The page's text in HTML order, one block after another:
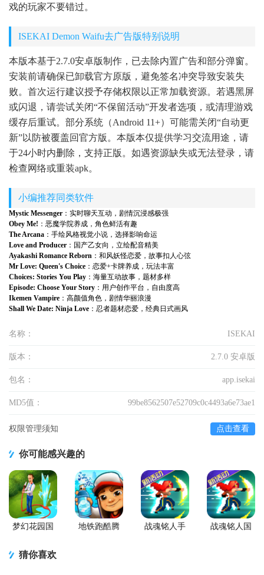
戏的玩家不要错过。
ISEKAI Demon Waifu去广告版特别说明
本版本基于2.7.0安卓版制作，已去除内置广告和部分弹窗。
安装前请确保已卸载官方原版，避免签名冲突导致安装失
败。首次运行建议授予存储权限以正常加载资源。若遇黑屏
或闪退，请尝试关闭“不保留活动”开发者选项，或清理游戏
缓存后重试。部分系统（Android 11+）可能需关闭“自动更
新”以防被覆盖回官方版。本版本仅提供学习交流用途，请
于24小时内删除，支持正版。如遇资源缺失或无法登录，请
检查网络或重装apk。
小编推荐同类软件
Mystic Messenger ：实时聊天互动，剧情沉浸感极强
Obey Me! ：恶魔学院养成，角色鲜活有趣
The Arcana ：手绘风格视觉小说，选择影响命运
Love and Producer ：国产乙女向，立绘配音精美
Ayakashi Romance Reborn ：和风妖怪恋爱，故事扣人心弦
Mr Love: Queen's Choice ：恋爱+卡牌养成，玩法丰富
Choices: Stories You Play ：海量互动故事，题材多样
Episode: Choose Your Story ：用户创作平台，自由度高
Ikemen Vampire ：高颜值角色，剧情华丽浪漫
Shall We Date: Ninja Love ：忍者题材恋爱，经典日式画风
名称： ISEKAI
版本： 2.7.0 安卓版
包名： app.isekai
MD5值： 99be8562507e52709c0c4493a6e73ae1
权限管理须知 点击查看
你可能感兴趣的
梦幻花园国
地铁跑酷腾
战魂铭人手
战魂铭人国
猜你喜欢